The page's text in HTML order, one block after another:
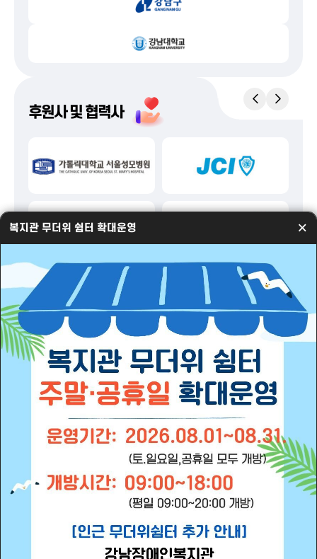
8월 휴관 안내 ×
복지관 무더위 쉼터 확대운영 ×
멈
춤
후원사 및 협력사
이
다
건강한 몸과 마음, 안정된 주거,
존중받는 삶
모든 세대가 존중받는 복지
공간을 지향합니다.
개인정보처리방침 영상정보처리